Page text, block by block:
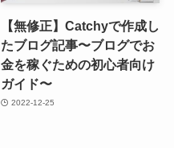
【無修正】Catchyで作成し
たブログ記事〜ブログでお
金を稼ぐための初心者向け
ガイド〜
2022-12-25